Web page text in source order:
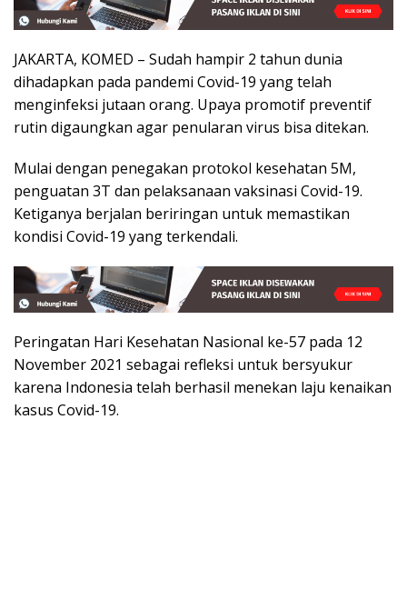
JAKARTA, KOMED – Sudah hampir 2 tahun dunia
dihadapkan pada pandemi Covid-19 yang telah
menginfeksi jutaan orang. Upaya promotif preventif
rutin digaungkan agar penularan virus bisa ditekan.
Mulai dengan penegakan protokol kesehatan 5M,
penguatan 3T dan pelaksanaan vaksinasi Covid-19.
Ketiganya berjalan beriringan untuk memastikan
kondisi Covid-19 yang terkendali.
Peringatan Hari Kesehatan Nasional ke-57 pada 12
November 2021 sebagai refleksi untuk bersyukur
karena Indonesia telah berhasil menekan laju kenaikan
kasus Covid-19.